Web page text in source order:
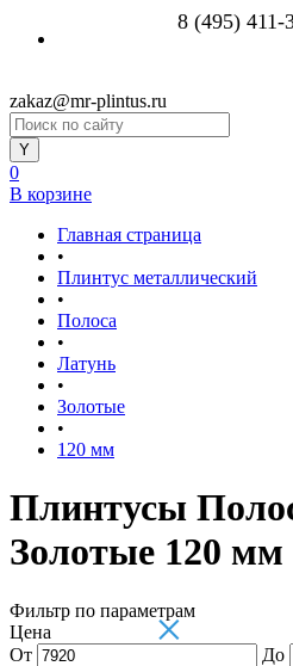
8 (495) 411-
zakaz@mr-plintus.ru
0
В корзине
Главная страница
•
Плинтус металлический
•
Полоса
•
Латунь
•
Золотые
•
120 мм
Плинтусы
Золотые 120 мм
Фильтр по параметрам
×
Цена
От
До